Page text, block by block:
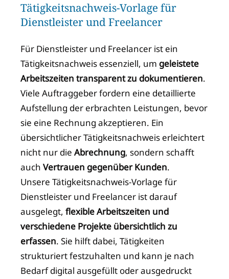
Tätigkeitsnachweis-Vorlage für
Dienstleister und Freelancer
Für Dienstleister und Freelancer ist ein
Tätigkeitsnachweis essenziell, um geleistete
Arbeitszeiten transparent zu dokumentieren.
Viele Auftraggeber fordern eine detaillierte
Aufstellung der erbrachten Leistungen, bevor
sie eine Rechnung akzeptieren. Ein
übersichtlicher Tätigkeitsnachweis erleichtert
nicht nur die Abrechnung, sondern schafft
auch Vertrauen gegenüber Kunden.
Unsere Tätigkeitsnachweis-Vorlage für
Dienstleister und Freelancer ist darauf
ausgelegt, flexible Arbeitszeiten und
verschiedene Projekte übersichtlich zu
erfassen. Sie hilft dabei, Tätigkeiten
strukturiert festzuhalten und kann je nach
Bedarf digital ausgefüllt oder ausgedruckt